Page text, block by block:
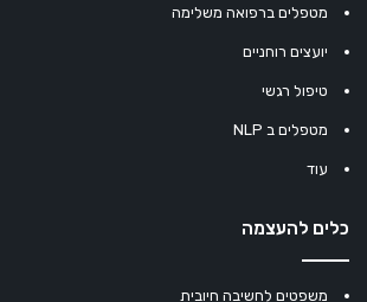
מטפלים ברפואה משלימה
יועצים רוחניים
טיפול רגשי
מטפלים ב NLP
עוד
כלים להעצמה
משפטים לחשיבה חיובית